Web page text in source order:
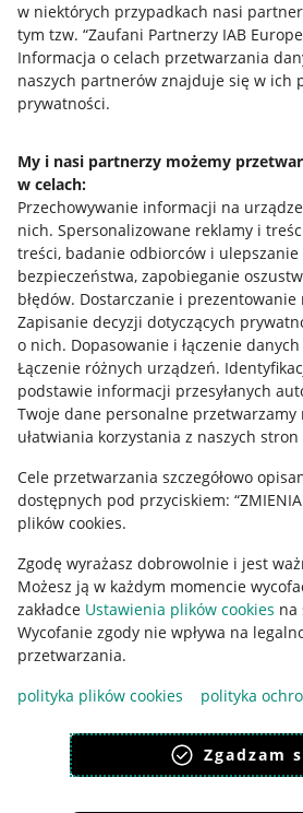
w niektórych przypadkach nasi
tym tzw. “Zaufani Partnerzy IAB
Informacja o celach przetwarzania
naszych partnerów znajduje się w ich
prywatności.
My i nasi partnerzy możemy
w celach:
Przechowywanie informacji na
nich. Spersonalizowane reklamy i
treści, badanie odbiorców i ulepszanie
bezpieczeństwa, zapobieganie
błędów. Dostarczanie i prezentowanie
Zapisanie decyzji dotyczących
o nich. Dopasowanie i łączenie
Łączenie różnych urządzeń.
podstawie informacji przesyłanych
Twoje dane personalne przetwarzamy
ułatwiania korzystania z naszych stron
Cele przetwarzania szczegółowo
dostępnych pod przyciskiem:
plików cookies.
Zgodę wyrażasz dobrowolnie i jest
Możesz ją w każdym momencie
zakładce Ustawienia plików cookies na
Wycofanie zgody nie wpływa na
przetwarzania.
polityka plików cookies
polityka
Zgadzam
Przydatne informacje
Jak to działa
Allegro Gadane dla sprzedających
Allegro Gadane dla kupujących
Mapa miejscowości
Informacje prawne
Regulamin
Polityka plików "cookies"
Ustawienia plików "cookies"
Udostępnianie lokalizacji
Informacje dla Aktu o Usługach
Pobierz aplikację